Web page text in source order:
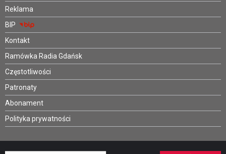
Reklama
BIP
Kontakt
Ramówka Radia Gdańsk
Częstotliwości
Patronaty
Abonament
Polityka prywatności